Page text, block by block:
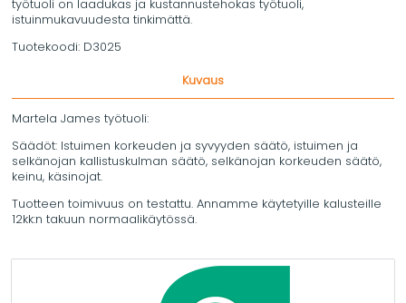
työtuoli on laadukas ja kustannustehokas työtuoli,
istuinmukavuudesta tinkimättä.
Tuotekoodi: D3025
Kuvaus
Martela James työtuoli:
Säädöt: Istuimen korkeuden ja syvyyden säätö, istuimen ja
selkänojan kallistuskulman säätö, selkänojan korkeuden säätö,
keinu, käsinojat.
Tuotteen toimivuus on testattu. Annamme käytetyille kalusteille
12kk:n takuun normaalikäytössä.